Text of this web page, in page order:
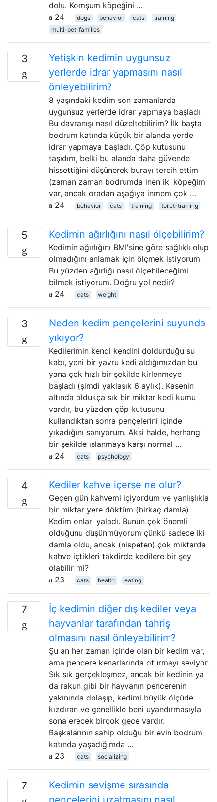
dolu. Komşum köpeğini …
24
dogs behavior cats
training
multi-pet-families
3
Yetişkin kedimin uygunsuz
yerlerde idrar yapmasını nasıl
önleyebilirim?
8 yaşındaki kedim son zamanlarda
uygunsuz yerlerde idrar yapmaya başladı.
Bu davranışı nasıl düzeltebilirim? İlk başta
bodrum katında küçük bir alanda yerde
idrar yapmaya başladı. Çöp kutusunu
taşıdım, belki bu alanda daha güvende
hissettiğini düşünerek burayı tercih ettim
(zaman zaman bodrumda inen iki köpeğim
var, ancak oradan aşağıya inmem çok …
24
behavior cats training toilet-training
5 Kedimin ağırlığını nasıl ölçebilirim?
Kedimin ağırlığını BMI'sine göre sağlıklı olup
olmadığını anlamak için ölçmek istiyorum.
Bu yüzden ağırlığı nasıl ölçebileceğimi
bilmek istiyorum. Doğru yol nedir?
24
cats weight
3
Neden kedim pençelerini suyunda
yıkıyor?
Kedilerimin kendi kendini doldurduğu su
kabı, yeni bir yavru kedi aldığımızdan bu
yana çok hızlı bir şekilde kirlenmeye
başladı (şimdi yaklaşık 6 aylık). Kasenin
altında oldukça sık bir miktar kedi kumu
vardır, bu yüzden çöp kutusunu
kullandıktan sonra pençelerini içinde
yıkadığını sanıyorum. Aksi halde, herhangi
bir şekilde ıslanmaya karşı normal …
24
cats psychology
4 Kediler kahve içerse ne olur?
Geçen gün kahvemi içiyordum ve yanlışlıkla
bir miktar yere döktüm (birkaç damla).
Kedim onları yaladı. Bunun çok önemli
olduğunu düşünmüyorum çünkü sadece iki
damla oldu, ancak (nispeten) çok miktarda
kahve içtikleri takdirde kedilere bir şey
olabilir mi?
23
cats health eating
7
İç kedimin diğer dış kediler veya
hayvanlar tarafından tahriş
olmasını nasıl önleyebilirim?
Şu an her zaman içinde olan bir kedim var,
ama pencere kenarlarında oturmayı seviyor.
Sık sık gerçekleşmez, ancak bir kedinin ya
da rakun gibi bir hayvanın pencerenin
yakınında dolaşıp, kedimi büyük ölçüde
kızdıran ve genellikle beni uyandırmasıyla
sona erecek birçok gece vardır.
Başkalarının sahip olduğu bir evin bodrum
katında yaşadığımda …
23
cats socializing
7
Kedimin sevişme sırasında
pençelerini uzatmasını nasıl